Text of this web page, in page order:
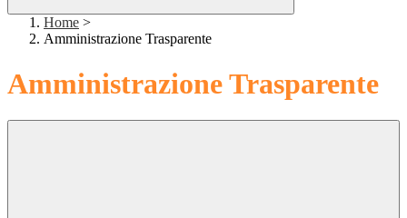
Home >
Amministrazione Trasparente
Amministrazione Trasparente